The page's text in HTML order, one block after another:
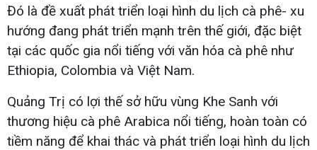
Đó là đề xuất phát triển loại hình du lịch cà phê- xu
hướng đang phát triển mạnh trên thế giới, đặc biệt
tại các quốc gia nổi tiếng với văn hóa cà phê như
Ethiopia, Colombia và Việt Nam.
Quảng Trị có lợi thế sở hữu vùng Khe Sanh với
thương hiệu cà phê Arabica nổi tiếng, hoàn toàn có
tiềm năng để khai thác và phát triển loại hình du lịch